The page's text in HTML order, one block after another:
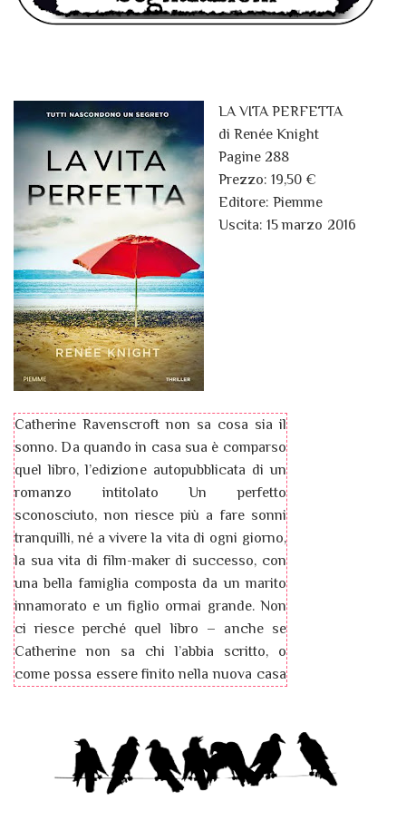
LA VITA PERFETTA
di Renée Knight
Pagine 288
Prezzo: 19,50 €
Editore: Piemme
Uscita: 15 marzo 2016
Catherine Ravenscroft non sa cosa sia il
sonno. Da quando in casa sua è comparso
quel libro, l’edizione autopubblicata di un
romanzo intitolato Un perfetto
sconosciuto, non riesce più a fare sonni
tranquilli, né a vivere la vita di ogni giorno,
la sua vita di film-maker di successo, con
una bella famiglia composta da un marito
innamorato e un figlio ormai grande. Non
ci riesce perché quel libro – anche se
Catherine non sa chi l’abbia scritto, o
come possa essere finito nella nuova casa
riguarda molto da vicino. Qualcosa che
soltanto lei sa, e che ha nascosto a tutti,
anche a suo marito. Chi è l’autore di quel